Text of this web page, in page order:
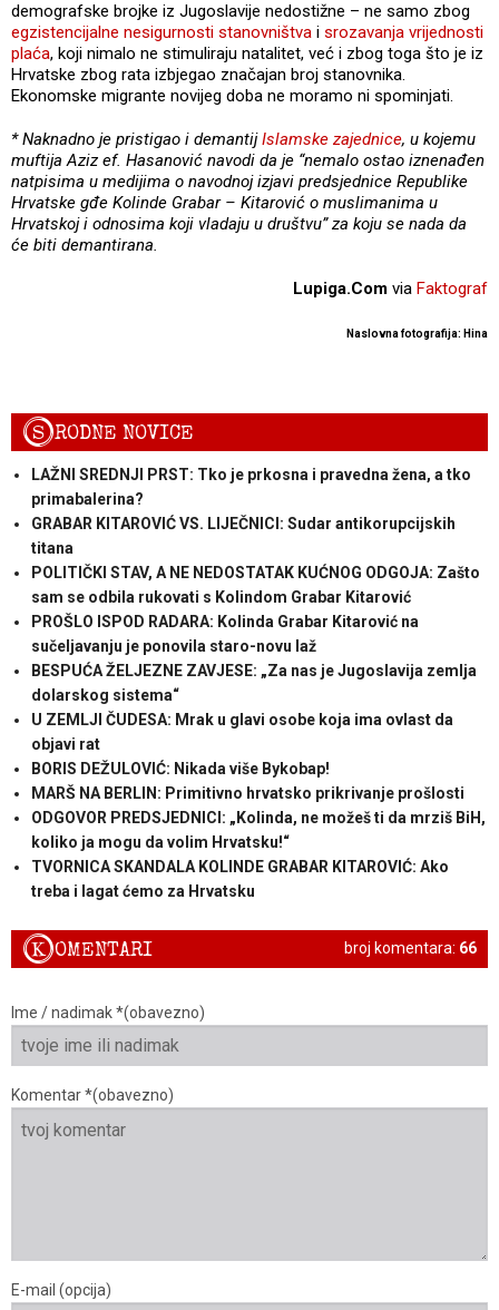
demografske brojke iz Jugoslavije nedostižne – ne samo zbog
egzistencijalne nesigurnosti stanovništva i srozavanja vrijednosti
plaća, koji nimalo ne stimuliraju natalitet, već i zbog toga što je iz
Hrvatske zbog rata izbjegao značajan broj stanovnika.
Ekonomske migrante novijeg doba ne moramo ni spominjati.
* Naknadno je pristigao i demantijIslamske zajednice, u kojemu
muftija Aziz ef. Hasanović navodi da je “nemalo ostao iznenađen
natpisima u medijima o navodnoj izjavi predsjednice Republike
Hrvatske gđe Kolinde Grabar – Kitarović o muslimanima u
Hrvatskoj i odnosima koji vladaju u društvu” za koju se nada da
će biti demantirana.
Lupiga.Com via Faktograf
Naslovna fotografija: Hina
SRODNE NOVICE
LAŽNI SREDNJI PRST: Tko je prkosna i pravedna žena, a tko
primabalerina?
GRABAR KITAROVIĆ VS. LIJEČNICI: Sudar antikorupcijskih
titana
POLITIČKI STAV, A NE NEDOSTATAK KUĆNOG ODGOJA: Zašto
sam se odbila rukovati s Kolindom Grabar Kitarović
PROŠLO ISPOD RADARA: Kolinda Grabar Kitarović na
sučeljavanju je ponovila staro-novu laž
BESPUĆA ŽELJEZNE ZAVJESE: „Za nas je Jugoslavija zemlja
dolarskog sistema“
U ZEMLJI ČUDESA: Mrak u glavi osobe koja ima ovlast da
objavi rat
BORIS DEŽULOVIĆ: Nikada više Bykobap!
MARŠ NA BERLIN: Primitivno hrvatsko prikrivanje prošlosti
ODGOVOR PREDSJEDNICI: „Kolinda, ne možeš ti da mrziš BiH,
koliko ja mogu da volim Hrvatsku!“
TVORNICA SKANDALA KOLINDE GRABAR KITAROVIĆ: Ako
treba i lagat ćemo za Hrvatsku
broj komentara: 66
KOMENTARI
Ime / nadimak *(obavezno)
Komentar *(obavezno)
E-mail (opcija)